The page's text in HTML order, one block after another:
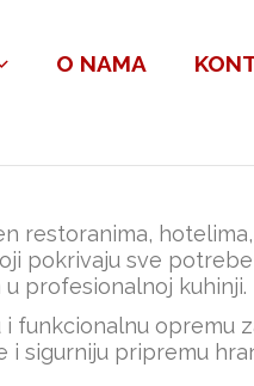
O NAMA
restoranima,
pokrivaju sve
profesionalnoj kuhinji.
funkcionalnu opremu
sigurniju pripremu